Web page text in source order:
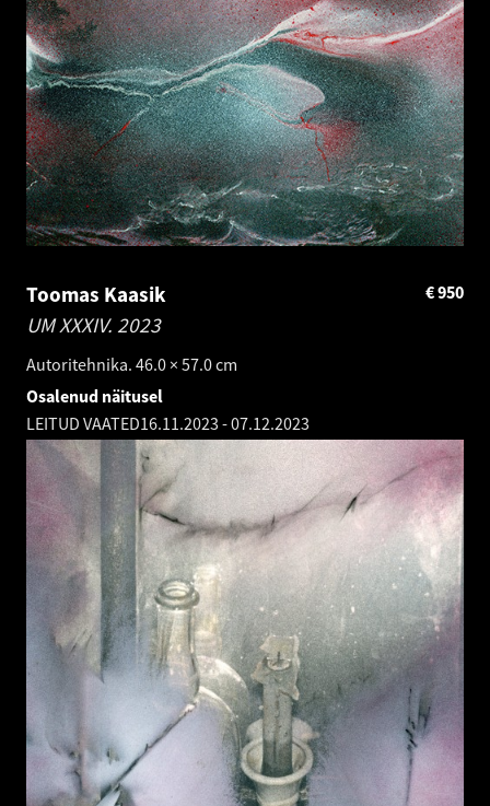
Toomas Kaasik
UM XXXIV. 2023
Autoritehnika. 46.0 × 57.0 cm
950
€
Osalenud näitusel
LEITUD VAATED16.11.2023 -07.12.2023